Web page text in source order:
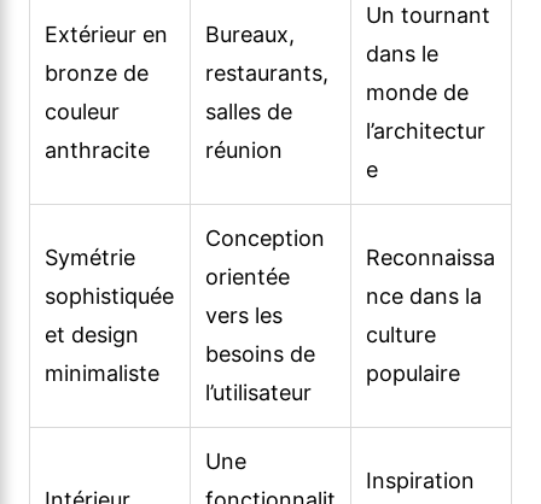
Extérieur en
bronze de
couleur
anthracite
Bureaux,
restaurants,
salles de
réunion
Un tournant
dans le
monde de
l’architectur
e
Symétrie
sophistiquée
et design
minimaliste
Conception
orientée
vers les
besoins de
l’utilisateur
Reconnaissa
nce dans la
culture
populaire
Une
Inspiration